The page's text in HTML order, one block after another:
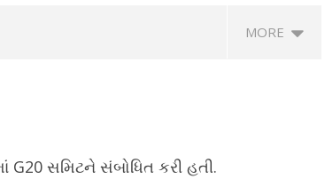
MORE
G20 સમિટને સંબોધિત કરી હતી.